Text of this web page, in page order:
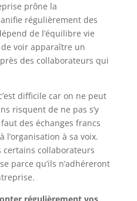
prône la
régulièrement des
de l’équilibre vie
voir apparaître un
des collaborateurs qui
difficile car on ne peut
risquent de ne pas s’y
des échanges francs
à sa voix.
certains collaborateurs
parce qu’ils n’adhéreront